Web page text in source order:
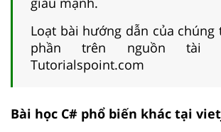
Loạt bài hướng dẫn của
phần trên nguồn tài
Tutorialspoint.com
Bài học C# phổ biến khác tại